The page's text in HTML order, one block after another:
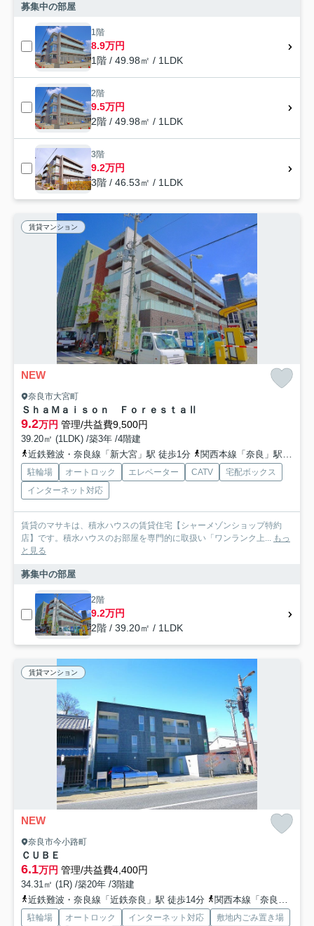
募集中の部屋
1階
8.9万円
1階 / 49.98㎡ / 1LDK
2階
9.5万円
2階 / 49.98㎡ / 1LDK
3階
9.2万円
3階 / 46.53㎡ / 1LDK
賃貸マンション
NEW
奈良市大宮町
ＳｈａＭａｉｓｏｎ ＦｏｒｅｓｔａⅡ
9.2万円 管理/共益費9,500円
39.20㎡ (1LDK) /築3年 /4階建
近鉄難波・奈良線「新大宮」駅 徒歩1分
関西本線「奈良」駅 徒歩15分
駐輪場 オートロック エレベーター CATV
宅配ボックス
インターネット対応
賃貸のマサキは、積水ハウスの賃貸住宅【シャーメゾンショップ特約
店】です。積水ハウスのお部屋を専門的に取扱い「ワンランク上... もっ
と見る
募集中の部屋
2階
9.2万円
2階 / 39.20㎡ / 1LDK
賃貸マンション
NEW
奈良市今小路町
ＣＵＢＥ
6.1万円 管理/共益費4,400円
34.31㎡ (1R) /築20年 /3階建
近鉄難波・奈良線「近鉄奈良」駅 徒歩14分
関西本線「奈良」駅 徒歩28分
駐輪場 オートロック インターネット対応
敷地内ごみ置き場